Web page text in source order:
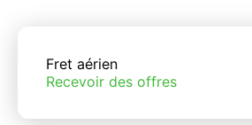
Fret aérien
Recevoir des offres